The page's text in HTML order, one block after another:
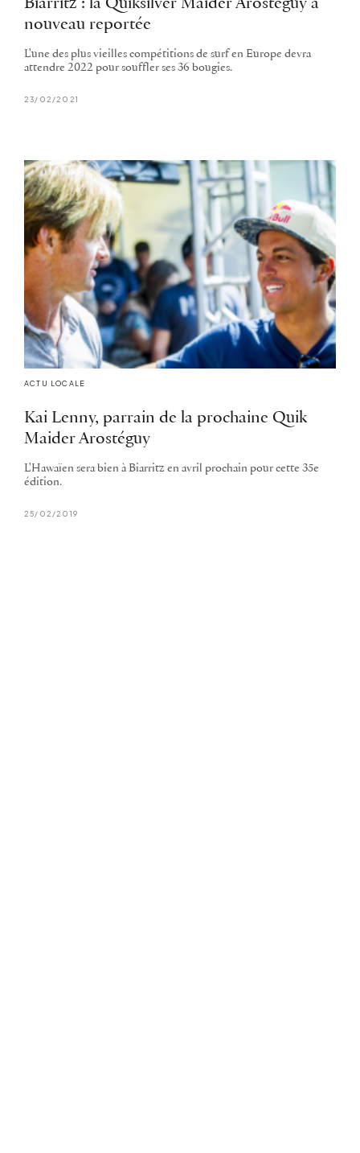
Biarritz : la Quiksilver Maider Arosteguy à
nouveau reportée
L'une des plus vieilles compétitions de surf en Europe devra
attendre 2022 pour souffler ses 36 bougies.
23/02/2021
ACTU LOCALE
Kai Lenny, parrain de la prochaine Quik
Maider Arostéguy
L'Hawaïen sera bien à Biarritz en avril prochain pour cette 35e
édition.
25/02/2019